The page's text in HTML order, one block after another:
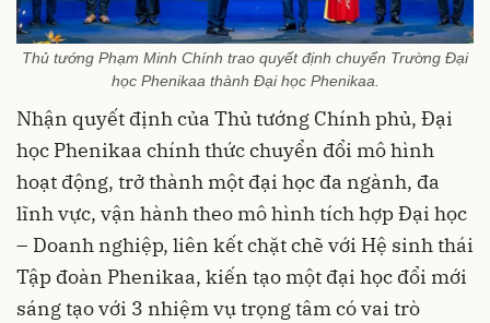
Thủ tướng Phạm Minh Chính trao quyết định chuyển Trường Đại
học Phenikaa thành Đại học Phenikaa.
Nhận quyết định của Thủ tướng Chính phủ, Đại
học Phenikaa chính thức chuyển đổi mô hình
hoạt động, trở thành một đại học đa ngành, đa
lĩnh vực, vận hành theo mô hình tích hợp Đại học
– Doanh nghiệp, liên kết chặt chẽ với Hệ sinh thái
Tập đoàn Phenikaa, kiến tạo một đại học đổi mới
sáng tạo với 3 nhiệm vụ trọng tâm có vai trò